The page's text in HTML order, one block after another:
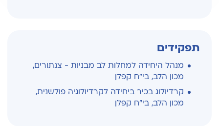
תפקידים
מנהל היחידה למחלות לב מבניות - צנתורים,
מכון הלב, בי"ח קפלן
קרדיולוג בכיר ביחידה לקרדיולוגיה פולשנית,
מכון הלב, בי"ח קפלן